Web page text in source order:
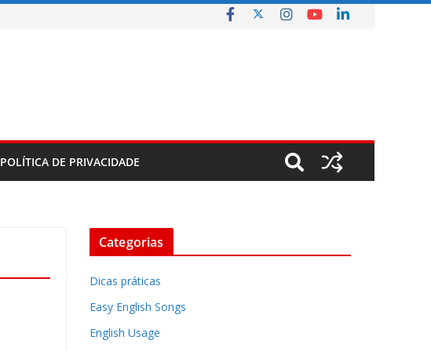
POLÍTICA DE PRIVACIDADE
Categorias
Dicas práticas
Easy English Songs
English Usage